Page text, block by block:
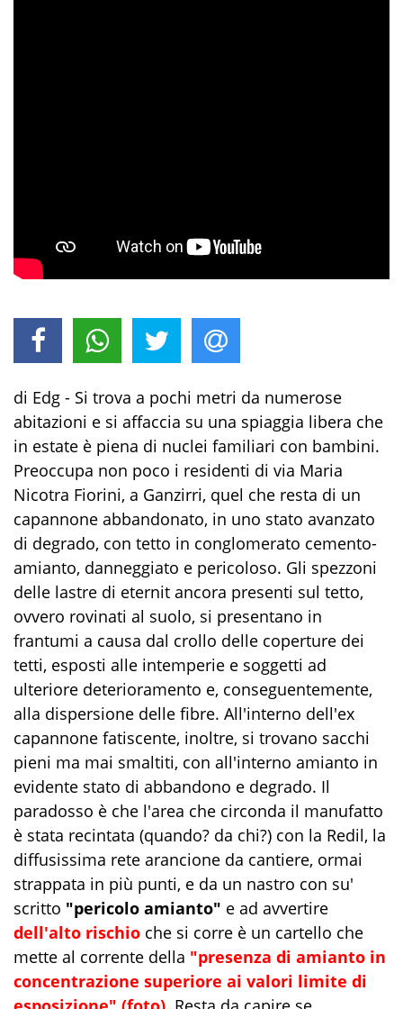
di Edg - Si trova a pochi metri da numerose
abitazioni e si affaccia su una spiaggia libera che
in estate è piena di nuclei familiari con bambini.
Preoccupa non poco i residenti di via Maria
Nicotra Fiorini, a Ganzirri, quel che resta di un
capannone abbandonato, in uno stato avanzato
di degrado, con tetto in conglomerato cemento-
amianto, danneggiato e pericoloso. Gli spezzoni
delle lastre di eternit ancora presenti sul tetto,
ovvero rovinati al suolo, si presentano in
frantumi a causa dal crollo delle coperture dei
tetti, esposti alle intemperie e soggetti ad
ulteriore deterioramento e, conseguentemente,
alla dispersione delle fibre. All'interno dell'ex
capannone fatiscente, inoltre, si trovano sacchi
pieni ma mai smaltiti, con all'interno amianto in
evidente stato di abbandono e degrado. Il
paradosso è che l'area che circonda il manufatto
è stata recintata (quando? da chi?) con la Redil, la
diffusissima rete arancione da cantiere, ormai
strappata in più punti, e da un nastro con su'
scritto "pericolo amianto" e ad avvertire
dell'alto rischio che si corre è un cartello che
mette al corrente della "presenza di amianto in
concentrazione superiore ai valori limite di